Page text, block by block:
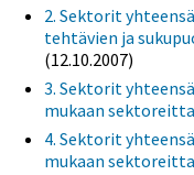
2. Sektorit
tehtävien ja
(12.10.2007)
3. Sektorit
mukaan
4. Sektorit
mukaan